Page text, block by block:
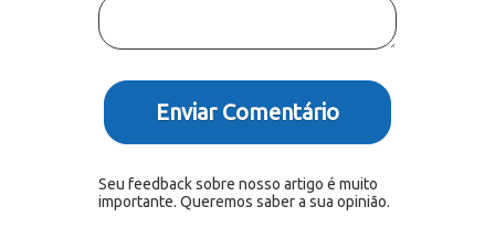
Enviar Comentário
Seu feedback sobre nosso artigo é muito
importante. Queremos saber a sua opinião.